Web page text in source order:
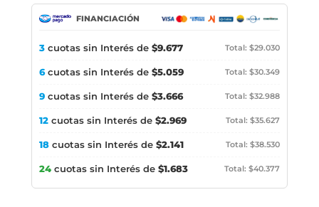
FINANCIACIÓN
3 cuotas sin Interés de $9.677 Total: $29.030
6cuotas sin Interés de $5.059 Total: $30.349
9 cuotas sin Interés de $3.666 Total: $32.988
12 cuotas sin Interés de $2.969 Total: $35.627
18 cuotas sin Interés de $2.141 Total: $38.530
24 cuotas sin Interés de $1.683 Total: $40.377